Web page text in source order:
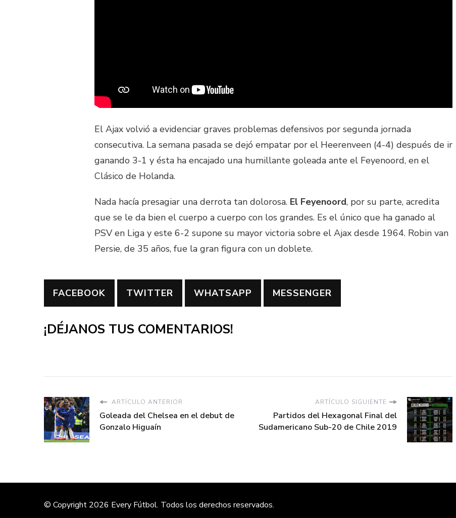
El Ajax volvió a evidenciar graves problemas defensivos por segunda jornada
consecutiva. La semana pasada se dejó empatar por el Heerenveen (4-4) después de ir
ganando 3-1 y ésta ha encajado una humillante goleada ante el Feyenoord, en el
Clásico de Holanda.
Nada hacía presagiar una derrota tan dolorosa. El Feyenoord, por su parte, acredita
que se le da bien el cuerpo a cuerpo con los grandes. Es el único que ha ganado al
PSV en Liga y este 6-2 supone su mayor victoria sobre el Ajax desde 1964. Robin van
Persie, de 35 años, fue la gran figura con un doblete.
FACEBOOK TWITTER WHATSAPP MESSENGER
¡DÉJANOS TUS COMENTARIOS!
ARTÍCULO ANTERIOR
Goleada del Chelsea en el debut de
Gonzalo Higuaín
ARTÍCULO SIGUIENTE
Partidos del Hexagonal Final del
Sudamericano Sub-20 de Chile 2019
© Copyright 2026 Every Fútbol. Todos los derechos reservados.